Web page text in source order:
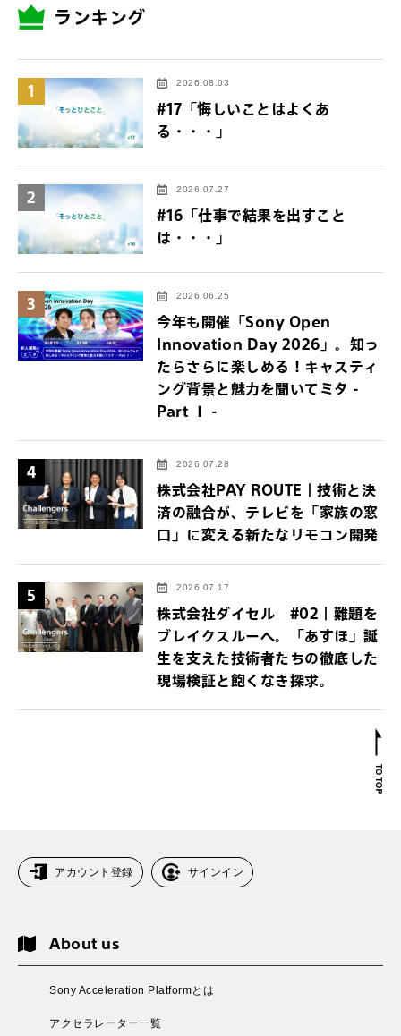
ランキング
1 2026.08.03
#17「悔しいことはよくあ
る・・・」
2 2026.07.27
#16「仕事で結果を出すこと
は・・・」
3 2026.06.25
今年も開催「Sony Open
Innovation Day 2026」。知っ
たらさらに楽しめる！キャスティ
ング背景と魅力を聞いてミタ -
Part Ⅰ -
4 2026.07.28
株式会社PAY ROUTE｜技術と決
済の融合が、テレビを「家族の窓
口」に変える新たなリモコン開発
5 2026.07.17
株式会社ダイセル #02｜難題を
ブレイクスルーへ。「あすほ」誕
生を支えた技術者たちの徹底した
現場検証と飽くなき探求。
アカウント登録 サインイン
About us
Sony Acceleration Platformとは
アクセラレーター一覧